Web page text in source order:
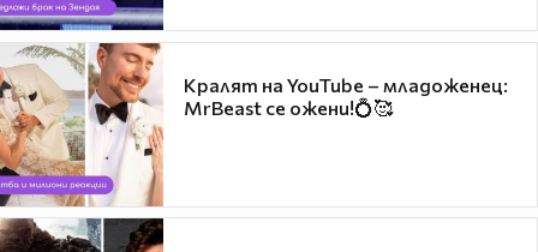
Кралят на YouTube – младоженец:
MrBeast се ожени!💍🥰